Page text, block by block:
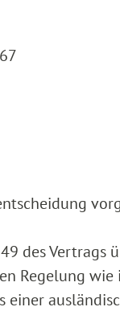
des Vertrags
Regelung wie
einer